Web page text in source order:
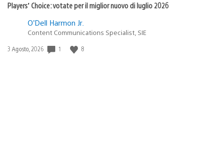
Players’ Choice: votate per il miglior nuovo di luglio 2026
O’Dell Harmon Jr.
Content Communications Specialist, SIE
Data
3 Agosto, 2026 1 8